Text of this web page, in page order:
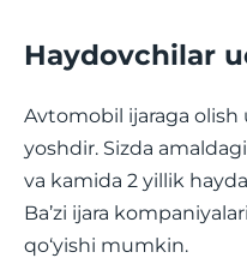
Haydovchilar
Avtomobil ijaraga olish
yoshdir. Sizda
va kamida 2 yillik
Ba’zi ijara
qo‘yishi mumkin.